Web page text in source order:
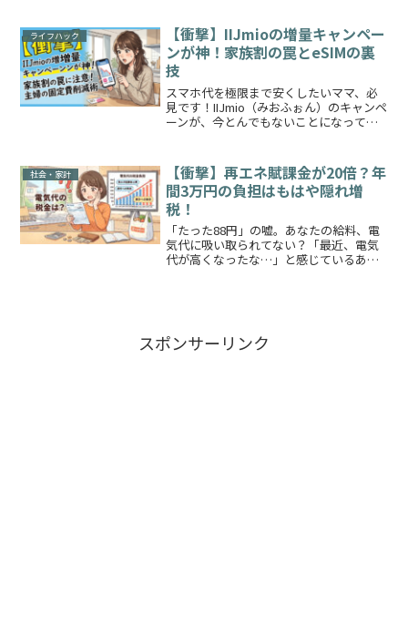
ます。1. 高額療養費の値上げ。家計への
負担増の前に「...
ライフハック
【衝撃】IIJmioの増量キャンペー
ンが神！家族割の罠とeSIMの裏
技
スマホ代を極限まで安くしたいママ、必
見です！IIJmio（みおふぉん）のキャンペ
ーンが、今とんでもないことになってい
です。今なら「10分話し放題」も0円！
後悔...
社会・家計
【衝撃】再エネ賦課金が20倍？年
間3万円の負担はもはや隠れ増
税！
「たった88円」の嘘。あなたの給料、電
気代に吸い取られてない？「最近、電気
代が高くなったな…」と感じているあな
スポンサーリンク